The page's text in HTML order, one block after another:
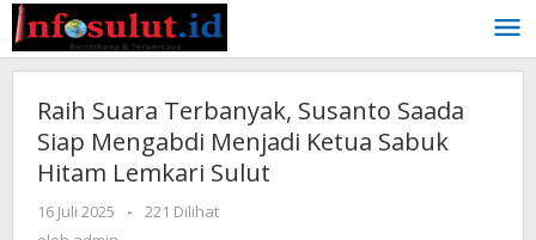
Lewati
ke
konten
Raih Suara Terbanyak, Susanto Saada
Siap Mengabdi Menjadi Ketua Sabuk
Hitam Lemkari Sulut
16 Juli 2025
oleh
-
221 Dilihat